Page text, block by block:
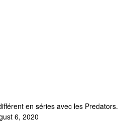
en séries avec les Predators.
6, 2020